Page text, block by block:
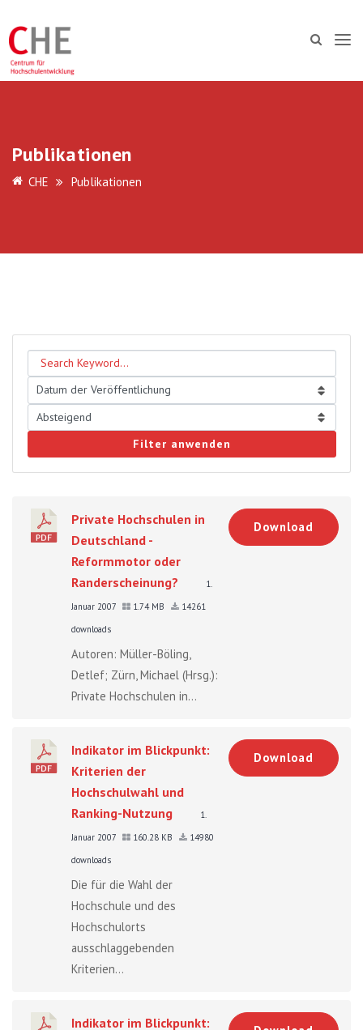
Publikationen
CHE Publikationen
Filter anwenden
Private Hochschulen in
Deutschland -
Reformmotor oder
Randerscheinung?
1.
Januar 2007
1.74 MB
14261
downloads
Autoren: Müller-Böling,
Detlef; Zürn, Michael (Hrsg.):
Private Hochschulen in...
Download
Indikator im Blickpunkt:
Kriterien der
Hochschulwahl und
Ranking-Nutzung
1.
Januar 2007
160.28 KB
14980
downloads
Die für die Wahl der
Hochschule und des
Hochschulorts
ausschlaggebenden
Kriterien...
Download
Indikator im Blickpunkt: